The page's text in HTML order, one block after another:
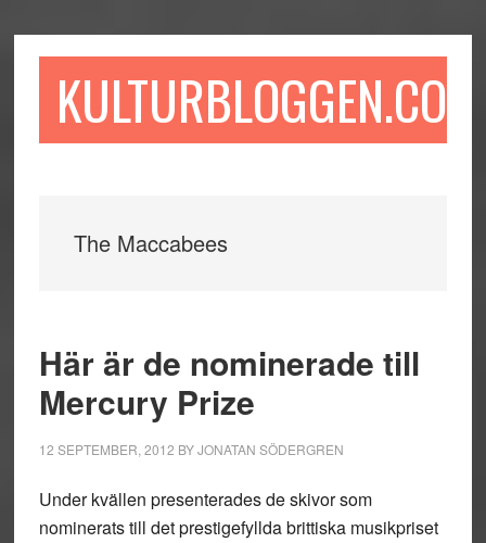
till
till
sidofältet
till
KULTURBLOGGEN.COM
The Maccabees
Här är de nominerade till
Mercury Prize
12 SEPTEMBER, 2012 BYJONATAN SÖDERGREN
Under kvällen presenterades de skivor som
nominerats till det prestigefyllda brittiska musikpriset